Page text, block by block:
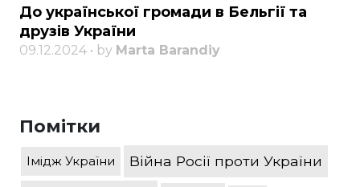
До української громади в Бельгії та
друзів України
09.12.2024 • by Marta Barandiy
Помітки
Імідж України Війна Росії проти України